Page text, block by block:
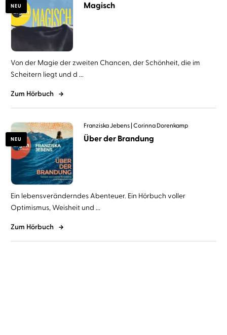
NEU Magisch
Von der Magie der zweiten Chancen, der Schönheit, die im
Scheitern liegt und d ...
Zum Hörbuch
NEU
Franziska Jebens Corinna Dorenkamp
Über der Brandung
Ein lebensveränderndes Abenteuer. Ein Hörbuch voller
Optimismus, Weisheit und ...
Zum Hörbuch